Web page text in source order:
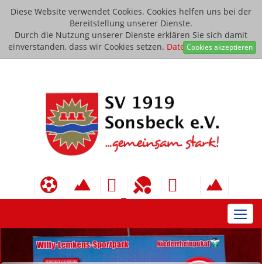
Diese Website verwendet Cookies. Cookies helfen uns bei der
Bereitstellung unserer Dienste.
Durch die Nutzung unserer Dienste erklären Sie sich damit
einverstanden, dass wir Cookies setzen. Datenschutzerklärung
Cookies akzeptieren